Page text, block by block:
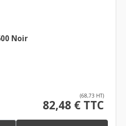
Noir
(68,73 HT)
82,48 € TTC